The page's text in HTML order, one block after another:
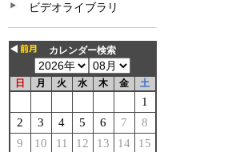
ビデオライブラリ
カレンダー検索
日 月 火 水 木 金 土
1
2
3 4 5 6 7
8
9
10 11 12 13 14
15